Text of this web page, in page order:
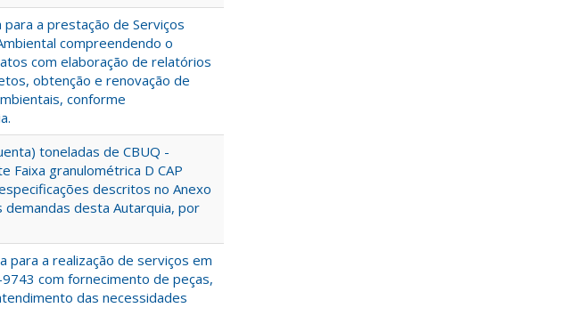
a prestação de Serviços
compreendendo o
com elaboração de relatórios
obtenção e renovação de
conforme
toneladas de CBUQ -
Faixa granulométrica D CAP
descritos no Anexo
desta Autarquia, por
para a realização de serviços em
com fornecimento de peças,
das necessidades